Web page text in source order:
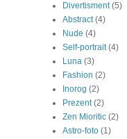
Divertisment (5)
Abstract (4)
Nude (4)
Self-portrait (4)
Luna (3)
Fashion (2)
Inorog (2)
Prezent (2)
Zen Mioritic (2)
Astro-foto (1)